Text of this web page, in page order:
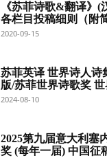
《苏菲诗歌&翻译》(
各栏目投稿细则（附
2020-09-15
苏菲英译 世界诗人诗
版/苏菲世界诗歌奖
2024-08-10
2025第九届意大利塞
奖 (每年一届) 中国征